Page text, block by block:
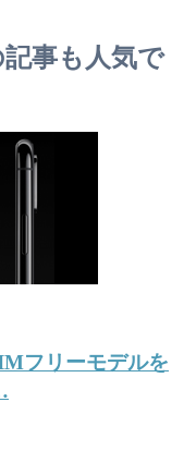
事も人気で
フリーモデルを